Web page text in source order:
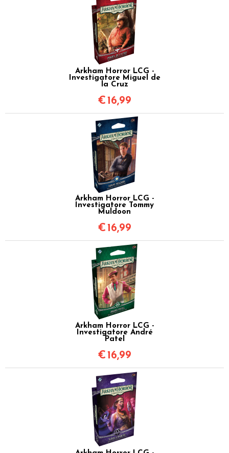
Arkham Horror LCG -
Investigatore Miguel de
la Cruz
€ 16,99
Arkham Horror LCG -
Investigatore Tommy
Muldoon
€ 16,99
Arkham Horror LCG -
Investigatore André
Patel
€ 16,99